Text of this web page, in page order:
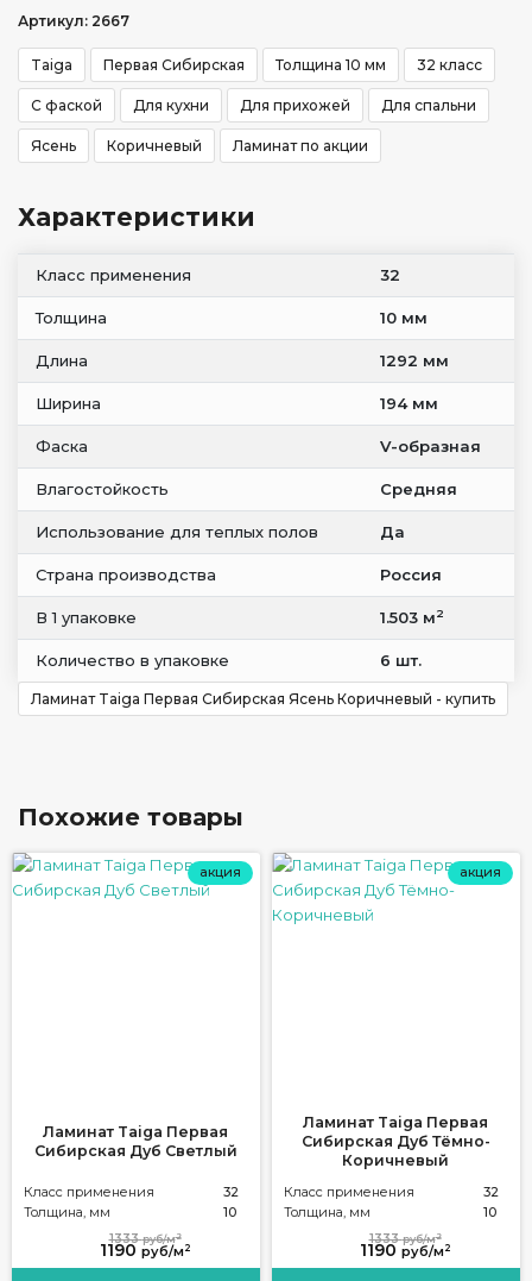
Артикул: 2667
Taiga Первая Сибирская Толщина 10 мм 32 класс
С фаской Для кухни Для прихожей Для спальни
Ясень Коричневый Ламинат по акции
Характеристики
Класс применения 32
Толщина 10 мм
Длина 1292 мм
Ширина 194 мм
Фаска V-образная
Влагостойкость Средняя
Использование для теплых полов Да
Страна производства Россия
В 1 упаковке 1.503 м2
Количество в упаковке 6 шт.
Ламинат Taiga Первая Сибирская Ясень Коричневый - купить
Похожие товары
акция
Ламинат Taiga Первая
Сибирская Дуб Светлый
Класс применения
32
Толщина, мм
10
1190 руб/м 2
1333руб/м2
акция
Ламинат Taiga Первая
Сибирская Дуб Тёмно-
Коричневый
Класс применения
32
Толщина, мм
10
1190 руб/м 2
1333руб/м2